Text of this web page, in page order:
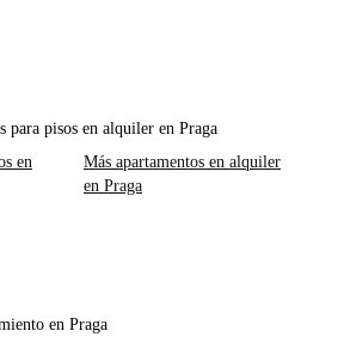
para pisos en alquiler en Praga
en
Más apartamentos en alquiler
en Praga
en Praga